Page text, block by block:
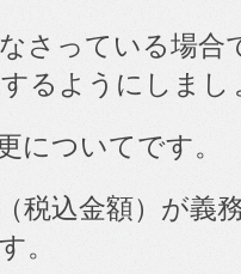
さっている場合
るようにしまし
についてです。
税込金額）が義
。